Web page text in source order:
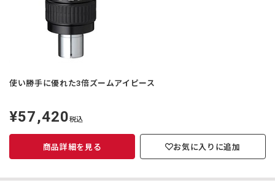
使い勝手に優れた3倍ズームアイピース
定
価
¥57,420税込
商品詳細を見る お気に入りに追加